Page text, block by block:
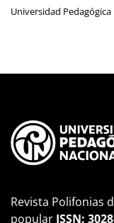
Universidad
Revista Polifonias
popular ISSN: